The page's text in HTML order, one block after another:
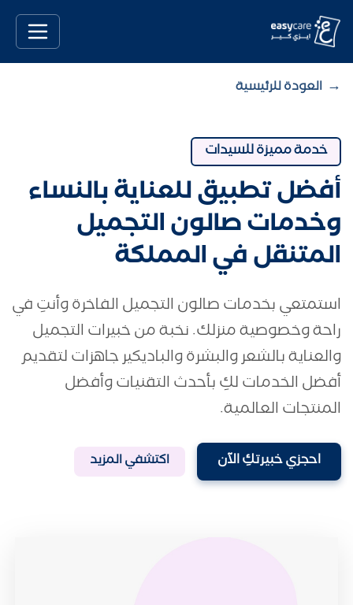
→ العودة للرئيسية
خدمة مميزة للسيدات
أفضل تطبيق للعناية بالنساء
وخدمات صالون التجميل
المتنقل في المملكة
استمتعي بخدمات صالون التجميل الفاخرة وأنتِ في
راحة وخصوصية منزلك. نخبة من خبيرات التجميل
والعناية بالشعر والبشرة والباديكير جاهزات لتقديم
أفضل الخدمات لكِ بأحدث التقنيات وأفضل
المنتجات العالمية.
احجزي خبيرتكِ الآن اكتشفي المزيد